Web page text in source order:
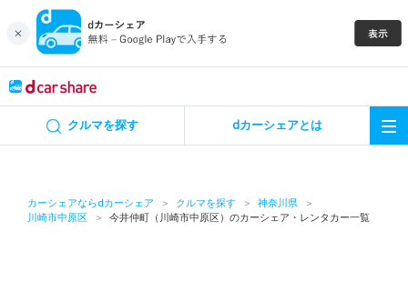
クルマを探す dカーシェアとは
カーシェアならdカーシェア クルマを探す
神奈川県
川崎市中原区
今井仲町（川崎市中原区）のカーシェア・レンタカー一覧
カーシェア